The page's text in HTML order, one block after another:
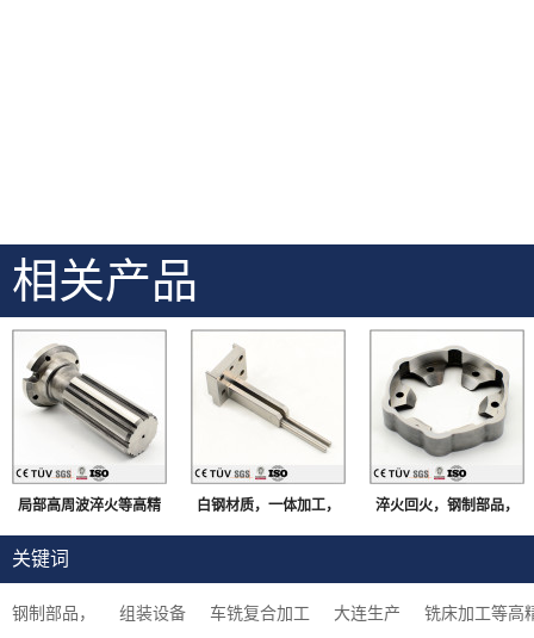
相关产品
局部高周波淬火等高精 白钢材质，一体加工， 淬火回火，钢制部品，
关键词
钢制部品， 组装设备 车铣复合加工 大连生产 铣床加工等高